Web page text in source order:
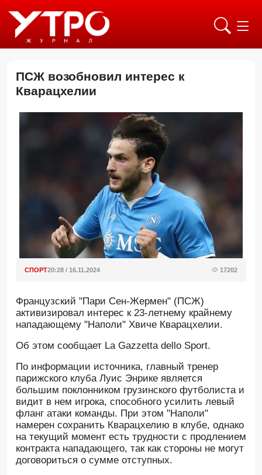
ПСЖ возобновил интерес к
Кварацхелии
СПОРТ20:28 / 16.11.2024 17202
Французский "Пари Сен-Жермен" (ПСЖ)
активизировал интерес к 23-летнему крайнему
нападающему "Наполи" Хвиче Кварацхелии.
Об этом сообщает La Gazzetta dello Sport.
По информации источника, главный тренер
парижского клуба Луис Энрике является
большим поклонником грузинского футболиста и
видит в нем игрока, способного усилить левый
фланг атаки команды. При этом "Наполи"
намерен сохранить Кварацхелию в клубе, однако
на текущий момент есть трудности с продлением
контракта нападающего, так как стороны не могут
договориться о сумме отступных.